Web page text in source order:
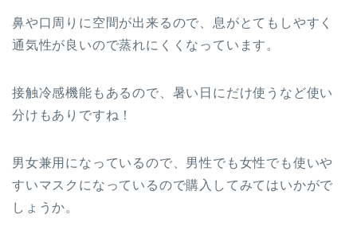
鼻や口周りに空間が出来るので、息がとてもしやすく
通気性が良いので蒸れにくくなっています。
接触冷感機能もあるので、暑い日にだけ使うなど使い
分けもありですね！
男女兼用になっているので、男性でも女性でも使いや
すいマスクになっているので購入してみてはいかがで
しょうか。